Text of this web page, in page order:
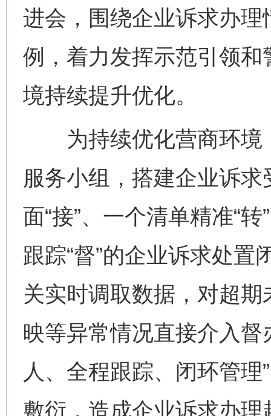
进会，围绕企业诉求办
例，着力发挥示范引领
境持续提升优化。
为持续优化营商环境
服务小组，搭建企业诉
面“接”、一个清单精准“
跟踪“督”的企业诉求处
关实时调取数据，对超
映等异常情况直接介入
人、全程跟踪、闭环管
敷衍，造成企业诉求办